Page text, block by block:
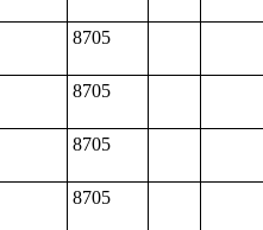
8705
8705
8705
8705